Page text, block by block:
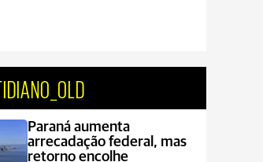
Paraná aumenta
arrecadação federal, mas
retorno encolhe